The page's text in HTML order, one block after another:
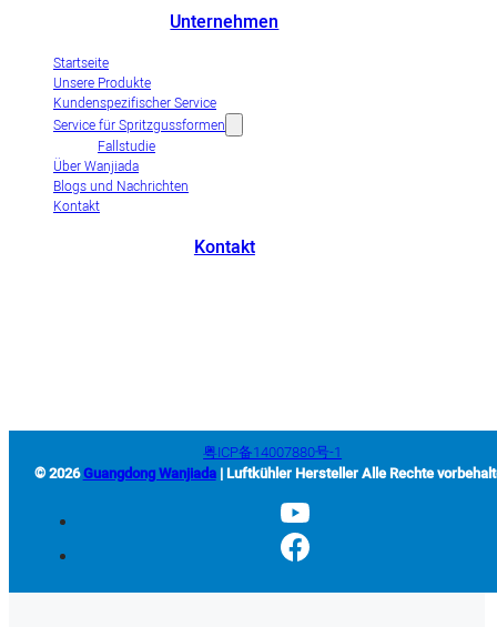
Unternehmen
Startseite
Unsere Produkte
Kundenspezifischer Service
Service für Spritzgussformen
Fallstudie
Über Wanjiada
Blogs und Nachrichten
Kontakt
Kontakt
粤ICP备14007880号-1
© 2026Guangdong Wanjiada| Luftkühler Hersteller Alle Rechte